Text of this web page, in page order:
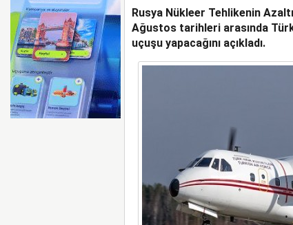
AYJET’TE 137.
Rusya Nükleer Tehlikenin
Ağustos tarihleri arasında
uçuşu yapacağını açıkladı.